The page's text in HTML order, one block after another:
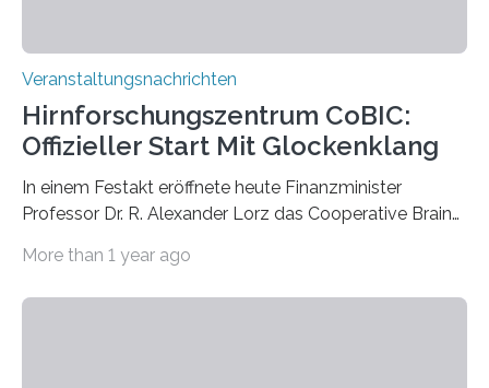
Veranstaltungsnachrichten
Hirnforschungszentrum CoBIC:
Offizieller Start Mit Glockenklang
In einem Festakt eröffnete heute Finanzminister
Professor Dr. R. Alexander Lorz das Cooperative Brain
der Goethe-Universität Frankfurt. Das CoBIC ist eine
More than 1 year ago